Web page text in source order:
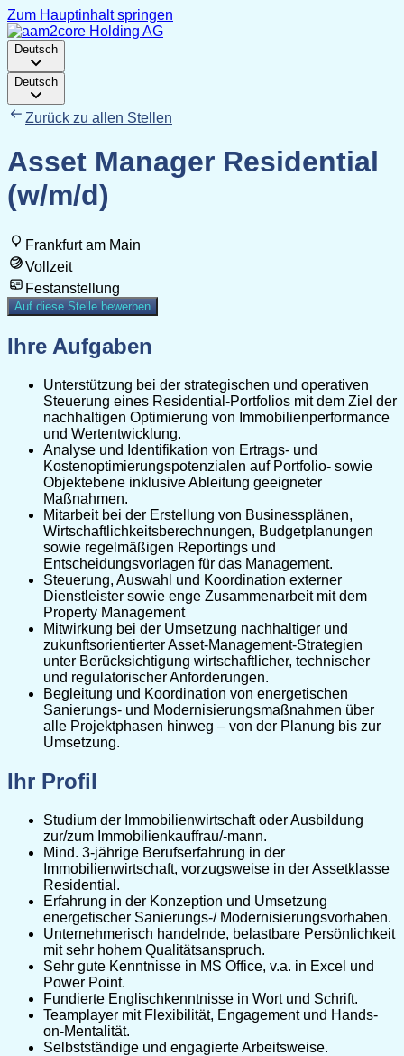
Zum Hauptinhalt springen
Deutsch
Deutsch
Zurück zu allen Stellen
Asset Manager Residential
(w/m/d)
Frankfurt am Main
Vollzeit
Festanstellung
Auf diese Stelle bewerben
Ihre Aufgaben
Unterstützung bei der strategischen und operativen
Steuerung eines Residential-Portfolios mit dem Ziel der
nachhaltigen Optimierung von Immobilienperformance
und Wertentwicklung.
Analyse und Identifikation von Ertrags- und
Kostenoptimierungspotenzialen auf Portfolio- sowie
Objektebene inklusive Ableitung geeigneter
Maßnahmen.
Mitarbeit bei der Erstellung von Businessplänen,
Wirtschaftlichkeitsberechnungen, Budgetplanungen
sowie regelmäßigen Reportings und
Entscheidungsvorlagen für das Management.
Steuerung, Auswahl und Koordination externer
Dienstleister sowie enge Zusammenarbeit mit dem
Property Management
Mitwirkung bei der Umsetzung nachhaltiger und
zukunftsorientierter Asset-Management-Strategien
unter Berücksichtigung wirtschaftlicher, technischer
und regulatorischer Anforderungen.
Begleitung und Koordination von energetischen
Sanierungs- und Modernisierungsmaßnahmen über
alle Projektphasen hinweg – von der Planung bis zur
Umsetzung.
Ihr Profil
Studium der Immobilienwirtschaft oder Ausbildung
zur/zum Immobilienkauffrau/-mann.
Mind. 3-jährige Berufserfahrung in der
Immobilienwirtschaft, vorzugsweise in der Assetklasse
Residential.
Erfahrung in der Konzeption und Umsetzung
energetischer Sanierungs-/ Modernisierungsvorhaben.
Unternehmerisch handelnde, belastbare Persönlichkeit
mit sehr hohem Qualitätsanspruch.
Sehr gute Kenntnisse in MS Office, v.a. in Excel und
Power Point.
Fundierte Englischkenntnisse in Wort und Schrift.
Teamplayer mit Flexibilität, Engagement und Hands-
on-Mentalität.
Selbstständige und engagierte Arbeitsweise.